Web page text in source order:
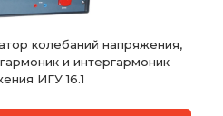
колебаний напряжения,
и интергармоник
ИГУ 16.1